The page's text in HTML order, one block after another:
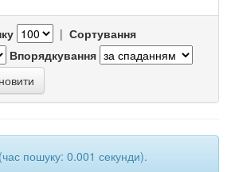
| Сортування
Впорядкування
пошуку: 0.001 секунди).